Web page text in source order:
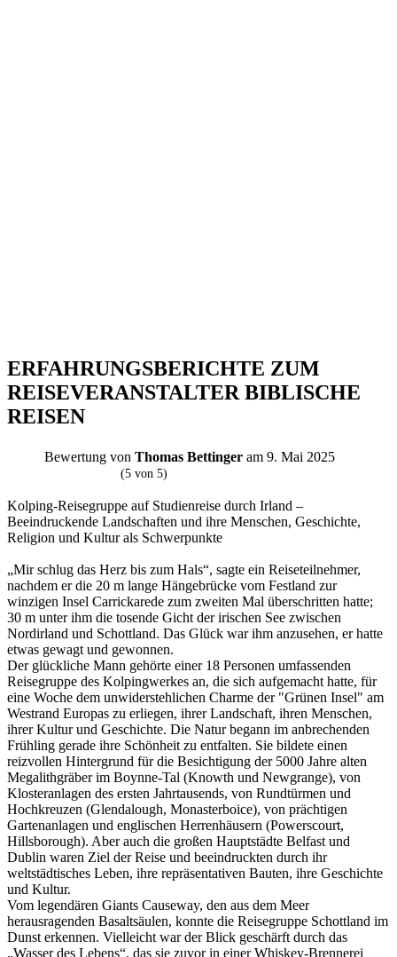
ERFAHRUNGSBERICHTE ZUM
REISEVERANSTALTER BIBLISCHE
REISEN
Bewertung von Thomas Bettinger am 9. Mai 2025
(5 von 5)
Kolping-Reisegruppe auf Studienreise durch Irland –
Beeindruckende Landschaften und ihre Menschen, Geschichte,
Religion und Kultur als Schwerpunkte
„Mir schlug das Herz bis zum Hals“, sagte ein Reiseteilnehmer,
nachdem er die 20 m lange Hängebrücke vom Festland zur
winzigen Insel Carrickarede zum zweiten Mal überschritten hatte;
30 m unter ihm die tosende Gicht der irischen See zwischen
Nordirland und Schottland. Das Glück war ihm anzusehen, er hatte
etwas gewagt und gewonnen.
Der glückliche Mann gehörte einer 18 Personen umfassenden
Reisegruppe des Kolpingwerkes an, die sich aufgemacht hatte, für
eine Woche dem unwiderstehlichen Charme der "Grünen Insel" am
Westrand Europas zu erliegen, ihrer Landschaft, ihren Menschen,
ihrer Kultur und Geschichte. Die Natur begann im anbrechenden
Frühling gerade ihre Schönheit zu entfalten. Sie bildete einen
reizvollen Hintergrund für die Besichtigung der 5000 Jahre alten
Megalithgräber im Boynne-Tal (Knowth und Newgrange), von
Klosteranlagen des ersten Jahrtausends, von Rundtürmen und
Hochkreuzen (Glendalough, Monasterboice), von prächtigen
Gartenanlagen und englischen Herrenhäusern (Powerscourt,
Hillsborough). Aber auch die großen Hauptstädte Belfast und
Dublin waren Ziel der Reise und beeindruckten durch ihr
weltstädtisches Leben, ihre repräsentativen Bauten, ihre Geschichte
und Kultur.
Vom legendären Giants Causeway, den aus dem Meer
herausragenden Basaltsäulen, konnte die Reisegruppe Schottland im
Dunst erkennen. Vielleicht war der Blick geschärft durch das
„Wasser des Lebens“, das sie zuvor in einer Whiskey-Brennerei